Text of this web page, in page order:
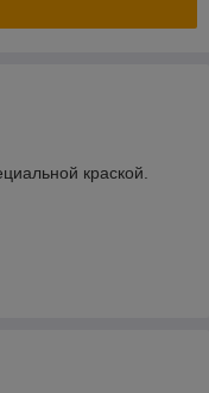
краской.